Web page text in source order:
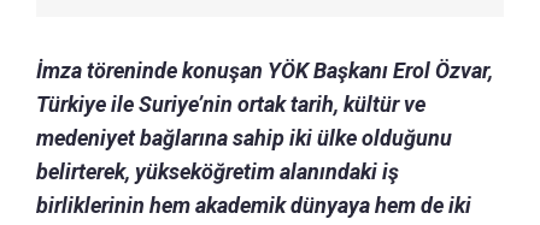
İmza töreninde konuşan YÖK Başkanı Erol Özvar,
Türkiye ile Suriye’nin ortak tarih, kültür ve
medeniyet bağlarına sahip iki ülke olduğunu
belirterek, yükseköğretim alanındaki iş
birliklerinin hem akademik dünyaya hem de iki